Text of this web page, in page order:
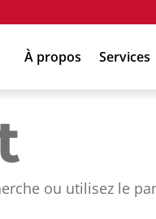
À propos Services
ou utilisez le